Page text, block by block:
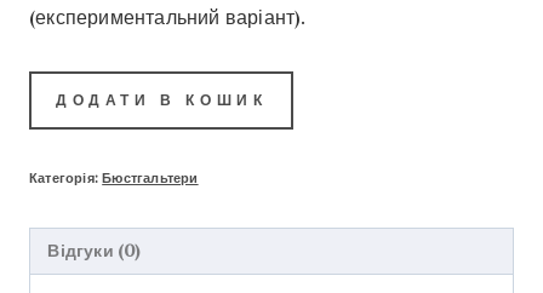
(експериментальний варіант).
ДОДАТИ В КОШИК
Категорія:Бюстгальтери
Відгуки (0)